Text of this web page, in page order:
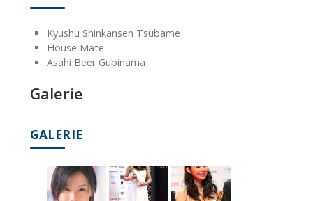
Kyushu Shinkansen Tsubame
House Mate
Asahi Beer Gubinama
Galerie
GALERIE